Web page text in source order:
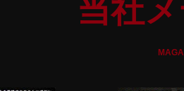
当社